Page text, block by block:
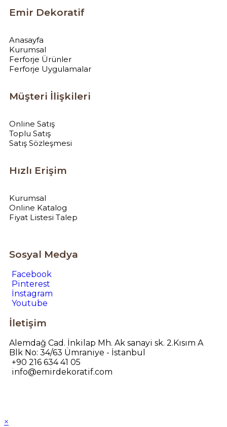
Emir Dekoratif
Anasayfa
Kurumsal
Ferforje Ürünler
Ferforje Uygulamalar
Müşteri İlişkileri
Online Satış
Toplu Satış
Satış Sözleşmesi
Hızlı Erişim
Kurumsal
Online Katalog
Fiyat Listesi Talep
Sosyal Medya
Facebook
Pinterest
İnstagram
Youtube
İletişim
Alemdağ Cad. İnkilap Mh. Ak sanayi sk. 2.Kısım A
Blk No: 34/63 Ümraniye - İstanbul
+90 216 634 41 05
info@emirdekoratif.com
×